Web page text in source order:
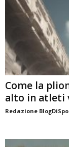
Come la
alto in atleti
Redazione